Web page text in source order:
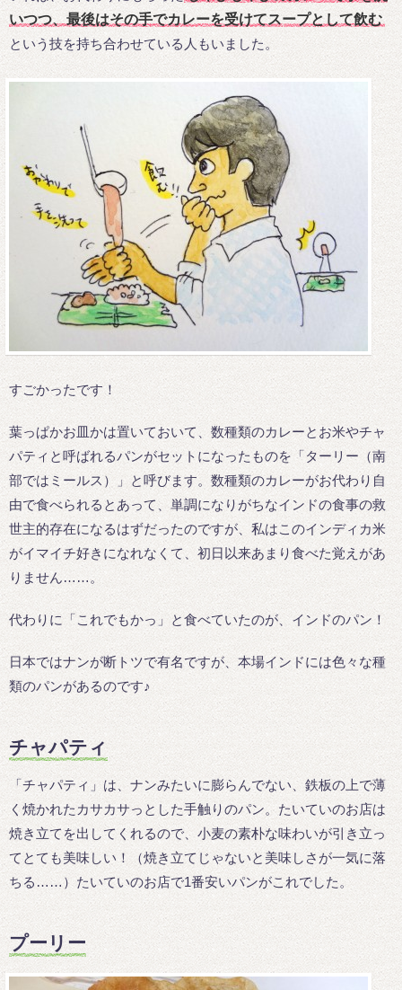
いつつ、最後はその手でカレーを受けてスープとして飲む
という技を持ち合わせている人もいました。
すごかったです！
葉っぱかお皿かは置いておいて、数種類のカレーとお米やチャ
パティと呼ばれるパンがセットになったものを「ターリー（南
部ではミールス）」と呼びます。数種類のカレーがお代わり自
由で食べられるとあって、単調になりがちなインドの食事の救
世主的存在になるはずだったのですが、私はこのインディカ米
がイマイチ好きになれなくて、初日以来あまり食べた覚えがあ
りません……。
代わりに「これでもかっ」と食べていたのが、インドのパン！
日本ではナンが断トツで有名ですが、本場インドには色々な種
類のパンがあるのです♪
チャパティ
「チャパティ」は、ナンみたいに膨らんでない、鉄板の上で薄
く焼かれたカサカサっとした手触りのパン。たいていのお店は
焼き立てを出してくれるので、小麦の素朴な味わいが引き立っ
てとても美味しい！（焼き立てじゃないと美味しさが一気に落
ちる……）たいていのお店で1番安いパンがこれでした。
プーリー